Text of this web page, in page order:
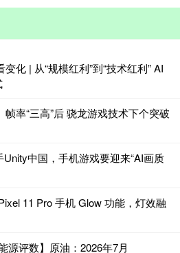
化 | 从“规模红利”到“技术红利” AI
率“三高”后 骁龙游戏技术下个突破
中国，手机游戏要迎来“AI画质
11 Pro 手机 Glow 功能，灯效融
源评数】原油：2026年7月